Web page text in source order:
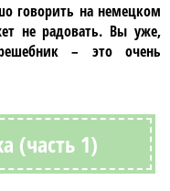
говорить на немецком
не радовать. Вы уже,
– это очень
(часть 1)